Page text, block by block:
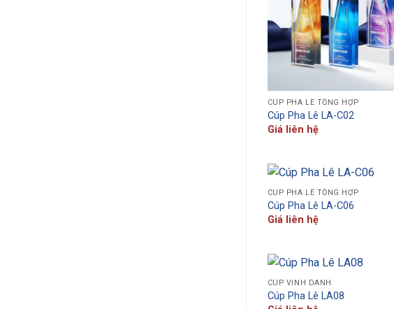
CÚP PHA LÊ TỔNG HỢP
Cúp Pha Lê LA-C02
Giá liên hệ
CÚP PHA LÊ TỔNG HỢP
Cúp Pha Lê LA-C06
Giá liên hệ
CÚP VINH DANH
Cúp Pha Lê LA08